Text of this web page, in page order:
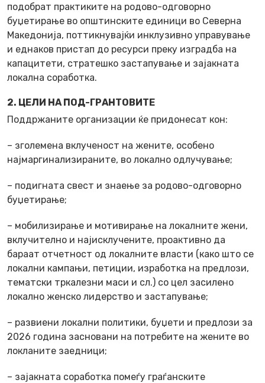
подобрат практиките на родово-одговорно
буџетирање во општинските единици во Северна
Македонија, поттикнувајќи инклузивно управување
и еднаков пристап до ресурси преку изградба на
капацитети, стратешко застапување и зајакната
локална соработка.
2. ЦЕЛИ НА ПОД-ГРАНТОВИТЕ
Поддржаните организации ќе придонесат кон:
– зголемена вклученост на жените, особено
најмаргинализираните, во локално одлучување;
– подигната свест и знаење за родово-одговорно
буџетирање;
– мобилизирање и мотивирање на локалните жени,
вклучително и најисклучените, проактивно да
бараат отчетност од локалните власти (како што се
локални кампањи, петиции, изработка на предлози,
тематски тркалезни маси и сл.) со цел засилено
локално женско лидерство и застапување;
– развиени локални политики, буџети и предлози за
2026 година засновани на потребите на жените во
локланите заедници;
– зајакната соработка помеѓу граѓанските